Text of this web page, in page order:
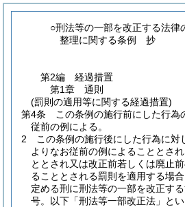
○刑法等の一部を改正する法律
整理に関する条例 抄
第2編
経過措置
第1章
通則
(罰則の適用等に関する経過措置)
第4条
この条例の施行前にした行為
従前の例による。
2
この条例の施行後にした行為に対
よりなお従前の例によることとさ
ととされ又は改正前若しくは廃止
ることとされる罰則を適用する場
定める刑に刑法等の一部を改正す
号。以下「刑法等一部改正法」と